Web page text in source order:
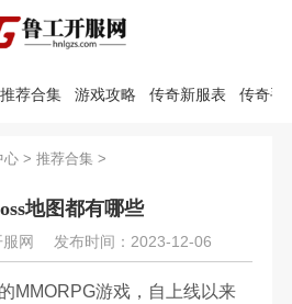
推荐合集 游戏攻略 传奇新服表 传奇手
心> 推荐合集 >
地图都有哪些
网 发布时间：2023-12-06
MMORPG游戏，自上线以来